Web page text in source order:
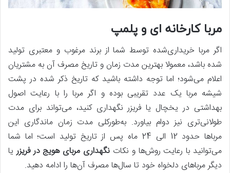
مربا کارخانه ای و پلمپ
اگر مربا خریداری‌شده توسط شما از برند مرغوب و معتبری تولید
شده باشد، معمولا بهترین مدت زمان و تاریخ مصرف آن به مشتریان
اعلام می‌شود؛ اما توجه داشته باشید که تاریخ ذکر شده در پشت
شیشه مربا یک عدد تقریبی بوده و اگر مربا را با رعایت اصول
بهداشتی در یخچال یا فریزر نگهداری کنید، می‌تواند برای مدت
طولانی‌تری نیز دوام بیاورد. به‌طورکلی مدت زمان ماندگاری این
مرباها حدود 12 الی 24 ماه پس‌ از تاریخ تولید است؛ اما شما
می‌توانید با رعایت روش‌ها و نکات نگهداری مربای هویج در فریزریا
دیگر مرباهای دلخواه خود تا سال‌ها مصرف آن‌ها را ادامه دهید.